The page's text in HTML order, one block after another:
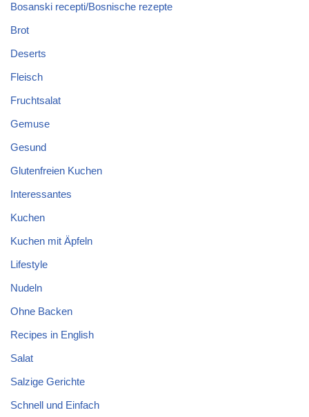
Bosanski recepti/Bosnische rezepte
Brot
Deserts
Fleisch
Fruchtsalat
Gemuse
Gesund
Glutenfreien Kuchen
Interessantes
Kuchen
Kuchen mit Äpfeln
Lifestyle
Nudeln
Ohne Backen
Recipes in English
Salat
Salzige Gerichte
Schnell und Einfach